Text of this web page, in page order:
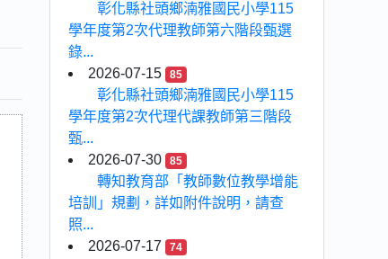
彰化縣社頭鄉湳雅國民小學115
學年度第2次代理教師第六階段甄選
錄...
2026-07-15
85
彰化縣社頭鄉湳雅國民小學115
學年度第2次代理代課教師第三階段
甄...
2026-07-30
85
轉知教育部「教師數位教學增能
培訓」規劃，詳如附件說明，請查
照...
2026-07-17
74